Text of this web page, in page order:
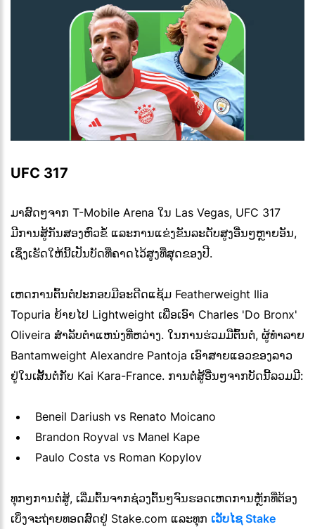
UFC 317
ມາສົດໆຈາກ T-Mobile Arena ໃນ Las Vegas, UFC 317
ມີການສູ້ກັນສອງຫົວຂໍ້ ແລະການແຂ່ງຂັນລະດັບສູງອື່ນໆຫຼາຍອັນ,
ເຊິ່ງເຮັດໃຫ້ນີ້ເປັນບັດທີ່ຄາດໄວ້ສູງທີ່ສຸດຂອງປີ.
ເຫດການຕົ້ນຕໍປະກອບມີອະດີດແຊ້ມ Featherweight Ilia
Topuria ຍ້າຍໄປ Lightweight ເພື່ອເອົາ Charles 'Do Bronx'
Oliveira ສໍາລັບຕໍາແຫນ່ງທີ່ຫວ່າງ. ໃນການຮ່ວມມືຕົ້ນຕໍ, ຜູ້ທໍາລາຍ
Bantamweight Alexandre Pantoja ເອົາສາຍແອວຂອງລາວ
ຢູ່ໃນເສັ້ນຕໍ່ກັບ Kai Kara-France. ການຕໍ່ສູ້ອື່ນໆຈາກບັດນີ້ລວມມີ:
Beneil Dariush vs Renato Moicano
Brandon Royval vs Manel Kape
Paulo Costa vs Roman Kopylov
ທຸກໆການຕໍ່ສູ້, ເລີ່ມຕົ້ນຈາກຊ່ວງຕົ້ນໆຈົນຮອດເຫດການຫຼັກທີ່ຕ້ອງ
ເບິ່ງຈະຖ່າຍທອດສົດຢູ່ Stake.com ແລະທຸກ ເວັບໄຊ Stake